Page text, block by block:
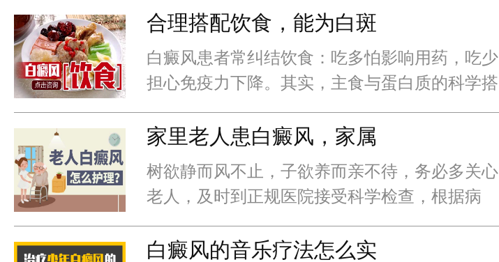
续给您分享白癜风治疗动态
合理搭配饮食，能为白斑
白癜风患者常纠结饮食：吃多怕影响用药，吃少
担心免疫力下降。其实，主食与蛋白质的科学搭
配，关乎体重，对白癜风的影响也是潜移默化
的。
家里老人患白癜风，家属
树欲静而风不止，子欲养而亲不待，务必多关心
老人，及时到正规医院接受科学检查，根据病
因、病情、身体条件选择适合的方法，防治和陪
伴同步进行
白癜风的音乐疗法怎么实